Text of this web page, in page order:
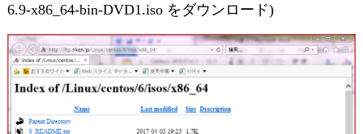
6.9-x86_64-bin-DVD1.iso をダウンロード)